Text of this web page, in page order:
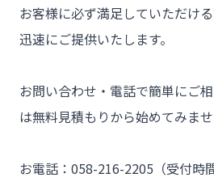
お客様に必ず満足していただけ
迅速にご提供いたします。
お問い合わせ・電話で簡単にご
は無料見積もりから始めてみま
お電話：058-216-2205（受付時